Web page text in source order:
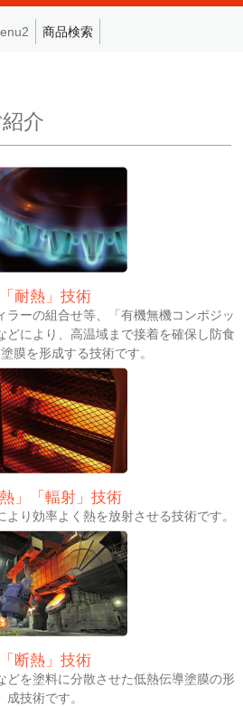
商品検索
介
「耐熱」技術
ラーの組合せ等、「有機無機コンポジッ
どにより、高温域まで接着を確保し防食
膜を形成する技術です。
熱」「輻射」技術
り効率よく熱を放射させる技術です。
「断熱」技術
どを塗料に分散させた低熱伝導塗膜の形
成技術です。